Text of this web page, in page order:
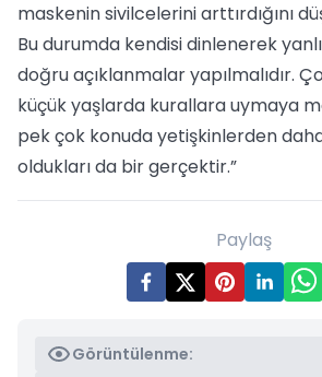
maskenin sivilcelerini arttırdığını
Bu durumda kendisi dinlenerek
doğru açıklanmalar yapılmalıdır.
küçük yaşlarda kurallara uymaya
pek çok konuda yetişkinlerden
oldukları da bir gerçektir.”
Paylaş
Görüntülenme: